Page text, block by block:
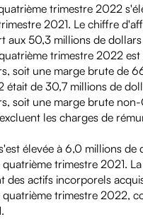
trimestre 2022
2021. Le chiffre
aux 50,3 millions de
trimestre 2022
soit une marge brute de
était de 30,7 millions de
soit une marge brute
les charges de
élevée à 6,0 millions
trimestre 2021.
des actifs incorporels
trimestre 2022,